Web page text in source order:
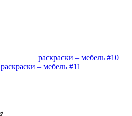
раскраски – мебель #10
раскраски – мебель #11